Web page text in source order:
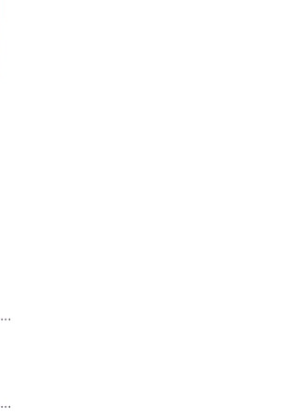
Archange Michaël, Raphaël, Gabriel
(79)